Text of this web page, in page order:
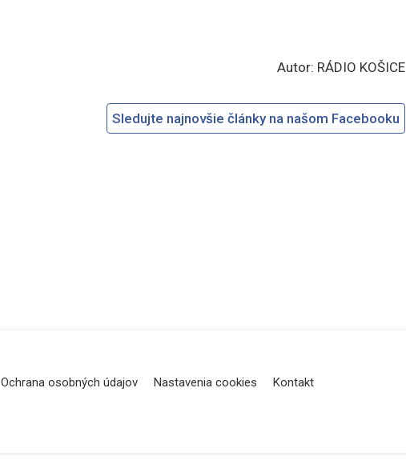
Autor: RÁDIO KOŠICE
Sledujte najnovšie články na našom Facebooku
Ochrana osobných údajov Nastavenia cookies
Kontakt